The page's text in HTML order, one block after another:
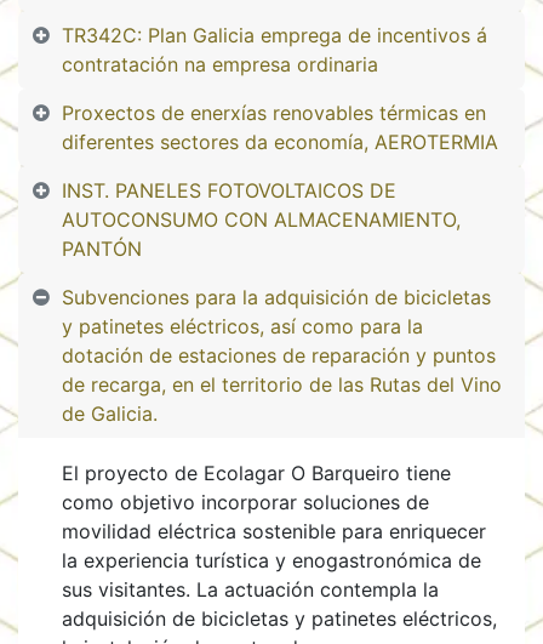
TR342C: Plan Galicia emprega de incentivos á
contratación na empresa ordinaria
Proxectos de enerxías renovables térmicas en
diferentes sectores da economía, AEROTERMIA
INST. PANELES FOTOVOLTAICOS DE
AUTOCONSUMO CON ALMACENAMIENTO,
PANTÓN
Subvenciones para la adquisición de bicicletas
y patinetes eléctricos, así como para la
dotación de estaciones de reparación y puntos
de recarga, en el territorio de las Rutas del Vino
de Galicia.
El proyecto de Ecolagar O Barqueiro tiene
como objetivo incorporar soluciones de
movilidad eléctrica sostenible para enriquecer
la experiencia turística y enogastronómica de
sus visitantes. La actuación contempla la
adquisición de bicicletas y patinetes eléctricos,